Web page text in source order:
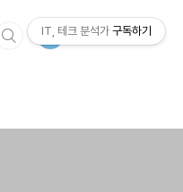
IT, 테크 분석가 구독하기